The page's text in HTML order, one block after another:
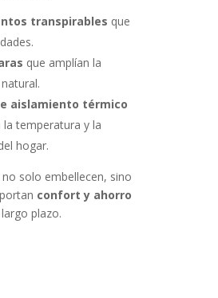
transpirables que
que amplían la
aislamiento térmico
la temperatura y la
hogar.
solo embellecen, sino
confort y ahorro
plazo.